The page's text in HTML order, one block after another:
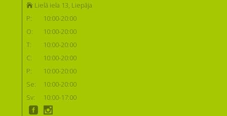
Lielā iela 13, Liepāja
P:
10:00-20:00
O:
10:00-20:00
T:
10:00-20:00
C:
10:00-20:00
P:
10:00-20:00
Se:
10:00-20:00
Sv:
10:00-17:00